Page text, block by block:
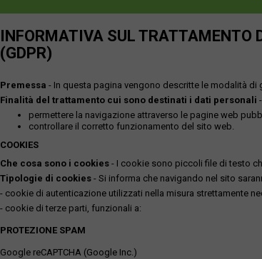
INFORMATIVA SUL TRATTAMENTO
(GDPR)
Premessa - In questa pagina vengono descritte le modalità
Finalità del trattamento cui sono destinati i dati personali
permettere la navigazione attraverso le pagine web
controllare il corretto funzionamento del sito web.
COOKIES
Che cosa sono i cookies - I cookie sono piccoli file di testo
Tipologie di cookies - Si informa che navigando nel sito
- cookie di autenticazione utilizzati nella misura strettamente
- cookie di terze parti, funzionali a:
PROTEZIONE SPAM
Google reCAPTCHA (Google Inc.)